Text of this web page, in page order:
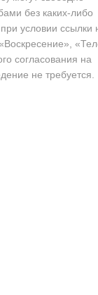
без каких-либо
условии ссылки
согласования на
не требуется.